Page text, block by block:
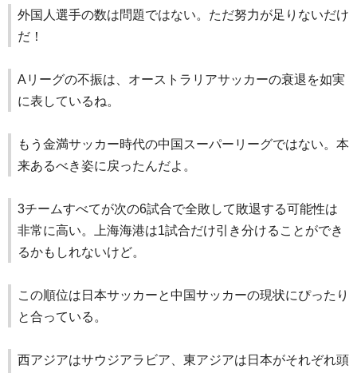
外国人選手の数は問題ではない。ただ努力が足りないだけ
だ！
Aリーグの不振は、オーストラリアサッカーの衰退を如実
に表しているね。
もう金満サッカー時代の中国スーパーリーグではない。本
来あるべき姿に戻ったんだよ。
3チームすべてが次の6試合で全敗して敗退する可能性は
非常に高い。上海海港は1試合だけ引き分けることができ
るかもしれないけど。
この順位は日本サッカーと中国サッカーの現状にぴったり
と合っている。
西アジアはサウジアラビア、東アジアは日本がそれぞれ頭